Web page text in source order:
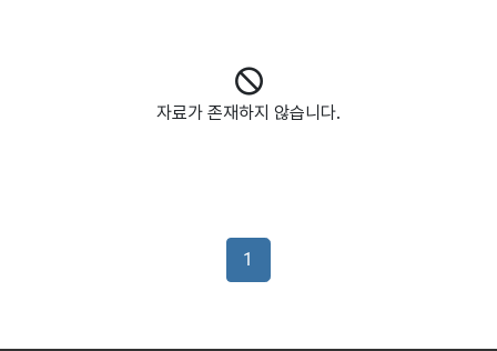
자료가 존재하지 않습니다.
1